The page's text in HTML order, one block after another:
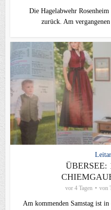
Die Hagelabwehr
zurück. Am
ÜBERSEE:
vor 4 Tagen von
Am kommenden Samstag ist